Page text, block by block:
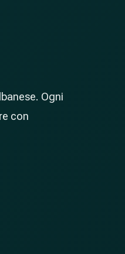
Ogni
con